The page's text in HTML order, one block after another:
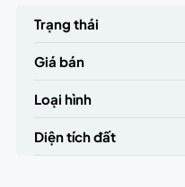
Trạng thái
Giá bán
Loại hình
Diện tích đất